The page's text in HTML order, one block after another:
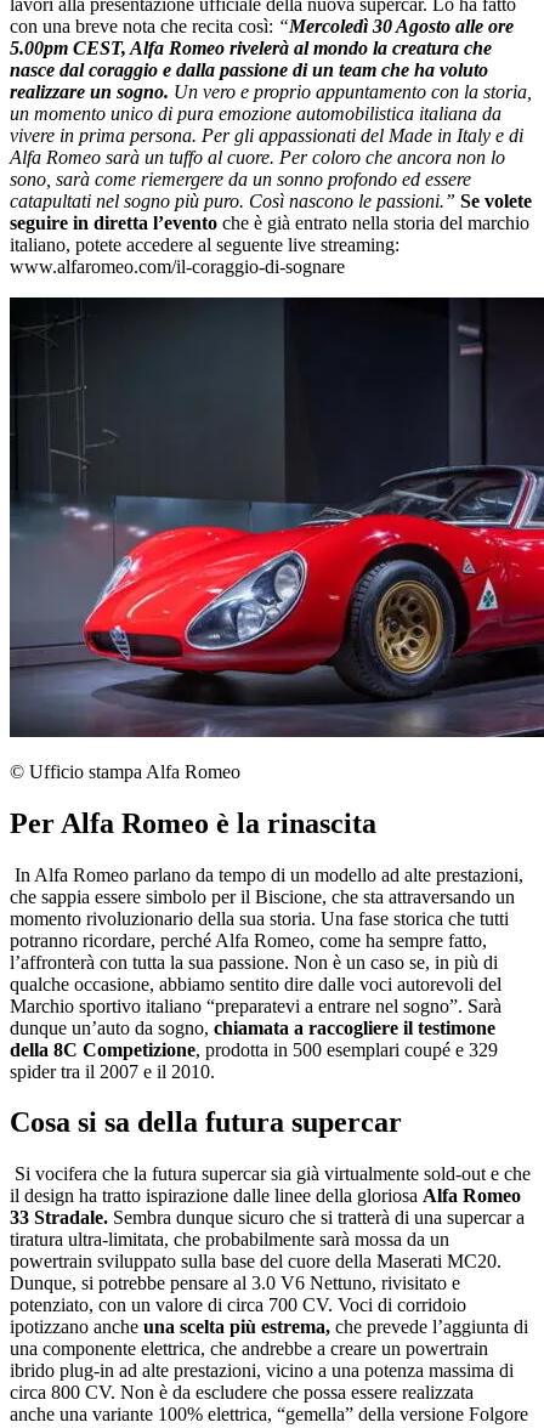
con una breve nota che recita così: “Mercoledì 30 Agosto alle ore
5.00pm CEST, Alfa Romeo rivelerà al mondo la creatura che
nasce dal coraggio e dalla passione di un team che ha voluto
realizzare un sogno. Un vero e proprio appuntamento con la storia,
un momento unico di pura emozione automobilistica italiana da
vivere in prima persona. Per gli appassionati del Made in Italy e di
Alfa Romeo sarà un tuffo al cuore. Per coloro che ancora non lo
sono, sarà come riemergere da un sonno profondo ed essere
catapultati nel sogno più puro. Così nascono le passioni.” Se volete
seguire in diretta l’evento che è già entrato nella storia del marchio
italiano, potete accedere al seguente live streaming:
www.alfaromeo.com/il-coraggio-di-sognare
© Ufficio stampa Alfa Romeo
Per Alfa Romeo è la rinascita
In Alfa Romeo parlano da tempo di un modello ad alte prestazioni,
che sappia essere simbolo per il Biscione, che sta attraversando un
momento rivoluzionario della sua storia. Una fase storica che tutti
potranno ricordare, perché Alfa Romeo, come ha sempre fatto,
l’affronterà con tutta la sua passione. Non è un caso se, in più di
qualche occasione, abbiamo sentito dire dalle voci autorevoli del
Marchio sportivo italiano “preparatevi a entrare nel sogno”. Sarà
dunque un’auto da sogno, chiamata a raccogliere il testimone
della 8C Competizione, prodotta in 500 esemplari coupé e 329
spider tra il 2007 e il 2010.
Cosa si sa della futura supercar
Si vocifera che la futura supercar sia già virtualmente sold-out e che
il design ha tratto ispirazione dalle linee della gloriosa Alfa Romeo
33 Stradale. Sembra dunque sicuro che si tratterà di una supercar a
tiratura ultra-limitata, che probabilmente sarà mossa da un
powertrain sviluppato sulla base del cuore della Maserati MC20.
Dunque, si potrebbe pensare al 3.0 V6 Nettuno, rivisitato e
potenziato, con un valore di circa 700 CV. Voci di corridoio
ipotizzano anche una scelta più estrema, che prevede l’aggiunta di
una componente elettrica, che andrebbe a creare un powertrain
ibrido plug-in ad alte prestazioni, vicino a una potenza massima di
circa 800 CV. Non è da escludere che possa essere realizzata
anche una variante 100% elettrica, “gemella” della versione Folgore